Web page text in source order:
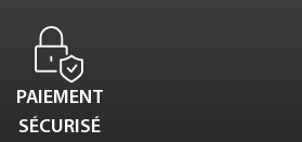
PAIEMENT
SÉCURISÉ